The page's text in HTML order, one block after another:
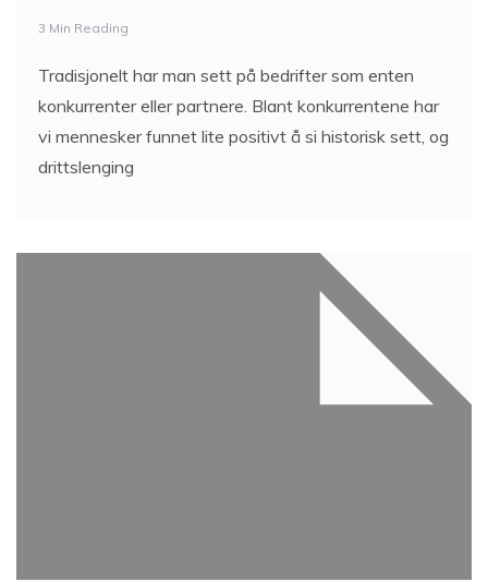
3 Min Reading
Tradisjonelt har man sett på bedrifter som enten
konkurrenter eller partnere. Blant konkurrentene har
vi mennesker funnet lite positivt å si historisk sett, og
drittslenging